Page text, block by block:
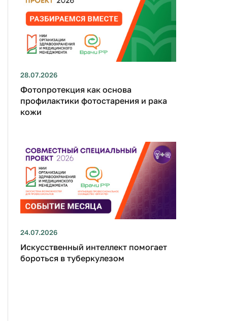
28.07.2026
Фотопротекция как основа
профилактики фотостарения и рака
кожи
24.07.2026
Искусственный интеллект помогает
бороться в туберкулезом